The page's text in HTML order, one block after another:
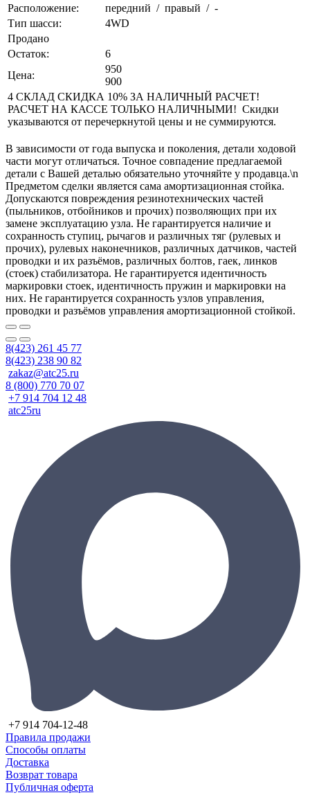
Расположение:
передний / правый / -
Тип шасси:
4WD
Продано
Остаток:
6
Цена:
950
900
4 СКЛАД СКИДКА 10% ЗА НАЛИЧНЫЙ РАСЧЕТ!
РАСЧЕТ НА КАССЕ ТОЛЬКО НАЛИЧНЫМИ! Скидки
указываются от перечеркнутой цены и не суммируются.
В зависимости от года выпуска и поколения, детали ходовой
части могут отличаться. Точное совпадение предлагаемой
детали с Вашей деталью обязательно уточняйте у продавца.\n
Предметом сделки является сама амортизационная стойка.
Допускаются повреждения резинотехнических частей
(пыльников, отбойников и прочих) позволяющих при их
замене эксплуатацию узла. Не гарантируется наличие и
сохранность ступиц, рычагов и различных тяг (рулевых и
прочих), рулевых наконечников, различных датчиков, частей
проводки и их разъёмов, различных болтов, гаек, линков
(стоек) стабилизатора. Не гарантируется идентичность
маркировки стоек, идентичность пружин и маркировки на
них. Не гарантируется сохранность узлов управления,
проводки и разъёмов управления амортизационной стойкой.
8(423) 261 45 77
8(423) 238 90 82
zakaz@atc25.ru
8 (800) 770 70 07
+7 914 704 12 48
atc25ru
+7 914 704-12-48
Правила продажи
Способы оплаты
Доставка
Возврат товара
Публичная оферта